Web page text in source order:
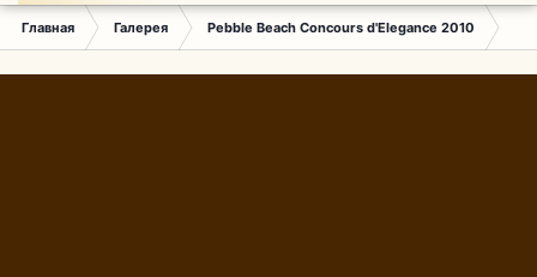
Главная Галерея Pebble Beach Concours d'Elegance 2010